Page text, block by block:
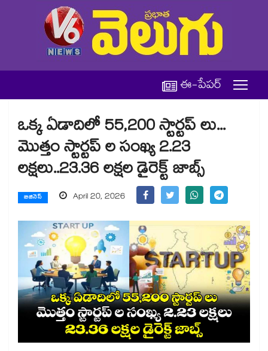
ఈ-పేపర్
ఒక్క ఏడాదిలో 55,200 స్టార్టప్‌‌‌‌‌‌‌‌ లు...
మొత్తం స్టార్టప్‌‌‌‌‌‌‌‌‌‌‌‌‌‌‌‌ ల సంఖ్య 2.23
లక్షలు..23.36 లక్షల డైరెక్ట్ జాబ్స్‌‌‌‌‌‌‌‌‌‌‌‌‌‌‌‌
బిజినెస్ April 20, 2026